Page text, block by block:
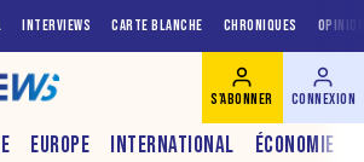
INTERVIEWS CARTE BLANCHE CHRONIQUES
EUROPE INTERNATIONAL ÉCONOMIE
S'ABONNER CONNEXION